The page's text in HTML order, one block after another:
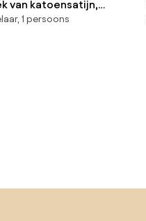
van katoensatijn,
1 persoons